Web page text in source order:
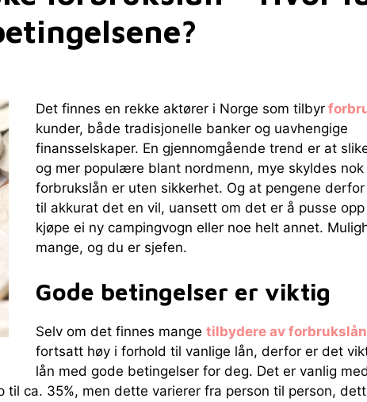
Det finnes en rekke aktører i Norge som tilbyr
kunder, både tradisjonelle banker og uavhengige
finansselskaper. En gjennomgående trend er at
og mer populære blant nordmenn, mye skyldes nok
forbrukslån er uten sikkerhet. Og at pengene
til akkurat det en vil, uansett om det er å pusse
kjøpe ei ny campingvogn eller noe helt annet.
mange, og du er sjefen.
Gode betingelser er viktig
Selv om det finnes mange tilbydere av forbrukslån
fortsatt høy i forhold til vanlige lån, derfor er det
lån med gode betingelser for deg. Det er vanlig
til ca. 35%, men dette varierer fra person til person,